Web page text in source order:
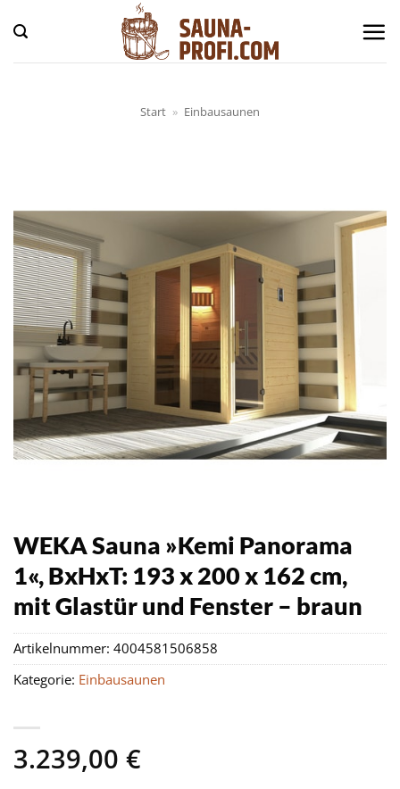
Inhalt
springen
Start » Einbausaunen
WEKA Sauna »Kemi Panorama
1«, BxHxT: 193 x 200 x 162 cm,
mit Glastür und Fenster – braun
3.239,00 €
Artikelnummer: 4004581506858
Kategorie: Einbausaunen